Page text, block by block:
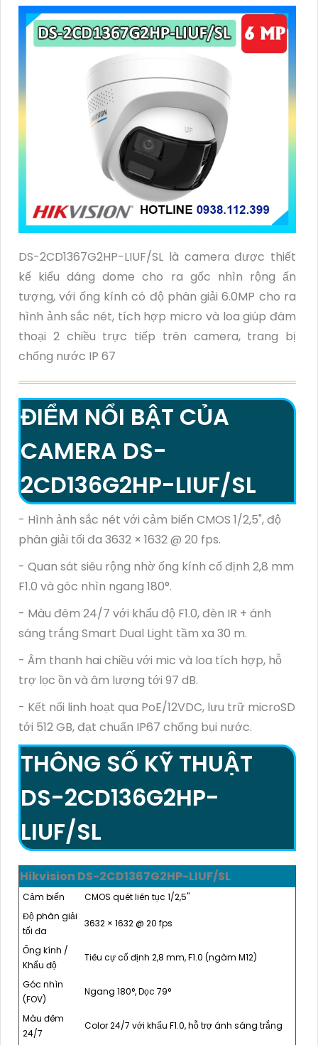
DS-2CD1367G2HP-LIUF/SL là camera được thiết
kế kiểu dáng dome cho ra gốc nhìn rộng ấn
tượng, với ống kính có độ phân giải 6.0MP cho ra
hình ảnh sắc nét, tích hợp micro và loa giúp đàm
thoại 2 chiều trực tiếp trên camera, trang bị
chống nước IP 67
ĐIỂM NỔI BẬT CỦA
CAMERA DS-
2CD136G2HP-LIUF/SL
- Hình ảnh sắc nét với cảm biến CMOS 1/2,5", độ
phân giải tối đa 3632 × 1632 @ 20 fps.
- Quan sát siêu rộng nhờ ống kính cố định 2,8 mm
F1.0 và góc nhìn ngang 180°.
- Màu đêm 24/7 với khẩu độ F1.0, đèn IR + ánh
sáng trắng Smart Dual Light tầm xa 30 m.
- Âm thanh hai chiều với mic và loa tích hợp, hỗ
trợ lọc ồn và âm lượng tới 97 dB.
- Kết nối linh hoạt qua PoE/12VDC, lưu trữ microSD
tới 512 GB, đạt chuẩn IP67 chống bụi nước.
THÔNG SỐ KỸ THUẬT
DS-2CD136G2HP-
LIUF/SL
Hikvision DS-2CD1367G2HP-LIUF/SL
Cảm biến
CMOS quét liên tục 1/2,5"
Độ phân giải
tối đa
3632 × 1632 @ 20 fps
Ống kính /
Khẩu độ
Tiêu cự cố định 2,8 mm, F1.0 (ngàm M12)
Góc nhìn
(FOV)
Ngang 180°, Dọc 79°
Màu đêm
24/7
Color 24/7 với khẩu F1.0, hỗ trợ ánh sáng trắng